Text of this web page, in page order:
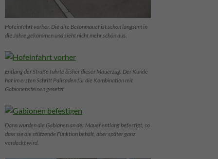
Hofeinfahrt vorher. Die alte Betonmauer ist schon langsam in
die Jahre gekommen und sieht nicht mehr schön aus.
Entlang der Straße führte bisher dieser Mauerzug. Der Kunde
hat im ersten Schritt Palisaden für die Kombination mit
Gabionensteinen gesetzt.
Dann wurden die Gabionen an der Mauer entlang befestigt, so
dass sie die stützende Funktion behält, aber später ganz
verdeckt wird.